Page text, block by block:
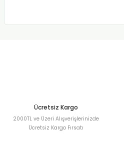
Ücretsiz Kargo
2000TL ve Üzeri Alışverişlerinizde
Ücretsiz Kargo Fırsatı